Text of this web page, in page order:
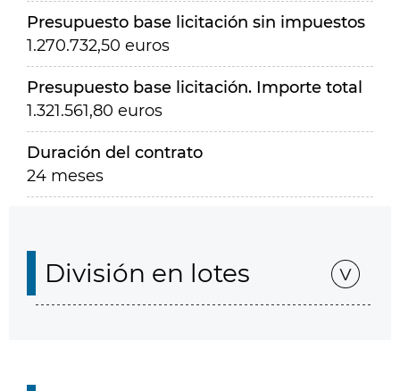
Presupuesto base licitación sin impuestos
1.270.732,50 euros
Presupuesto base licitación. Importe total
1.321.561,80 euros
Duración del contrato
24 meses
División en lotes